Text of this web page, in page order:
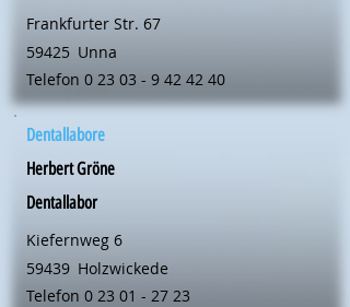
Frankfurter Str. 67
59425 Unna
Telefon 0 23 03 - 9 42 42 40
Dentallabore
Herbert Gröne
Dentallabor
Kiefernweg 6
59439 Holzwickede
Telefon 0 23 01 - 27 23